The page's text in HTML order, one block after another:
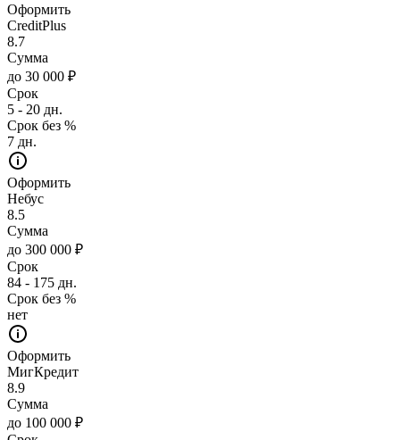
Оформить
CreditPlus
8.7
Сумма
до 30 000 ₽
Срок
5 - 20 дн.
Срок без %
7 дн.
Оформить
Небус
8.5
Сумма
до 300 000 ₽
Срок
84 - 175 дн.
Срок без %
нет
Оформить
МигКредит
8.9
Сумма
до 100 000 ₽